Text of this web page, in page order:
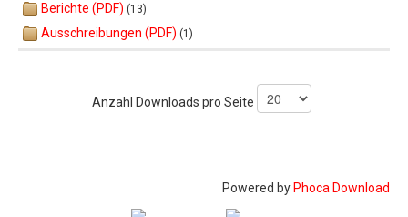
Downloads
Berichte (PDF) (13)
Ausschreibungen (PDF) (1)
Anzahl Downloads pro Seite
Powered by Phoca Download